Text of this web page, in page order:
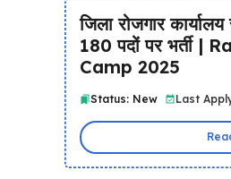
जिला रोजगार
180 पदों पर भर्ती |
Camp 2025
Status: New Last